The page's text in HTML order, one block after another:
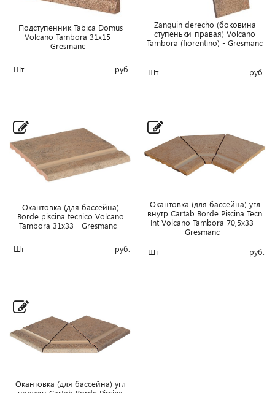
Подступенник Tabica Domus
Volcano Tambora 31x15 -
Gresmanc
Шт руб.
Zanquin derecho (боковина
ступеньки-правая) Volcano
Tambora (fiorentino) - Gresmanc
Шт руб.
Окантовка (для бассейна)
Borde piscina tecnico Volcano
Tambora 31x33 - Gresmanc
Шт руб.
Окантовка (для бассейна) угл
внутр Cartab Borde Piscina Tecn
Int Volcano Tambora 70,5x33 -
Gresmanc
Шт
руб.
Окантовка (для бассейна) угл